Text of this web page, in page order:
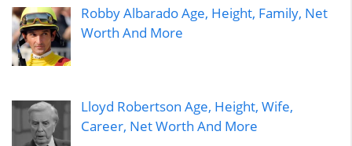
Robby Albarado Age, Height, Family, Net
Worth And More
Lloyd Robertson Age, Height, Wife,
Career, Net Worth And More